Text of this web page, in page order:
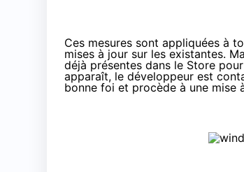
Ces mesures sont appliquées à
mises à jour sur les existantes.
déjà présentes dans le Store
apparaît, le développeur est
bonne foi et procède à une mise